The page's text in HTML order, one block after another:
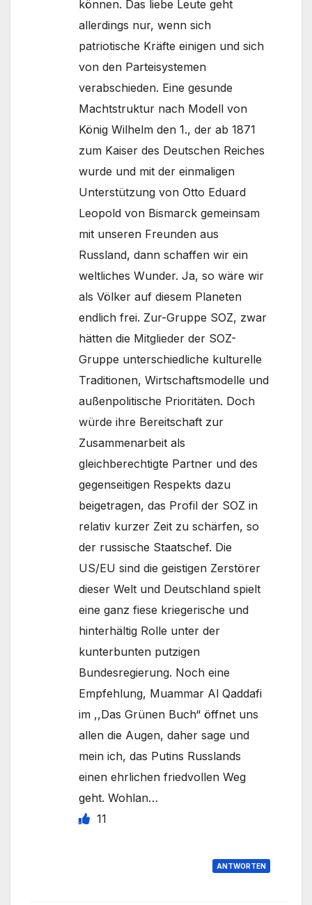
können. Das liebe Leute geht
allerdings nur, wenn sich
patriotische Kräfte einigen und sich
von den Parteisystemen
verabschieden. Eine gesunde
Machtstruktur nach Modell von
König Wilhelm den 1., der ab 1871
zum Kaiser des Deutschen Reiches
wurde und mit der einmaligen
Unterstützung von Otto Eduard
Leopold von Bismarck gemeinsam
mit unseren Freunden aus
Russland, dann schaffen wir ein
weltliches Wunder. Ja, so wäre wir
als Völker auf diesem Planeten
endlich frei. Zur-Gruppe SOZ, zwar
hätten die Mitglieder der SOZ-
Gruppe unterschiedliche kulturelle
Traditionen, Wirtschaftsmodelle und
außenpolitische Prioritäten. Doch
würde ihre Bereitschaft zur
Zusammenarbeit als
gleichberechtigte Partner und des
gegenseitigen Respekts dazu
beigetragen, das Profil der SOZ in
relativ kurzer Zeit zu schärfen, so
der russische Staatschef. Die
US/EU sind die geistigen Zerstörer
dieser Welt und Deutschland spielt
eine ganz fiese kriegerische und
hinterhältig Rolle unter der
kunterbunten putzigen
Bundesregierung. Noch eine
Empfehlung, Muammar Al Qaddafi
im ,,Das Grünen Buch“ öffnet uns
allen die Augen, daher sage und
mein ich, das Putins Russlands
einen ehrlichen friedvollen Weg
geht. Wohlan…
11
ANTWORTEN